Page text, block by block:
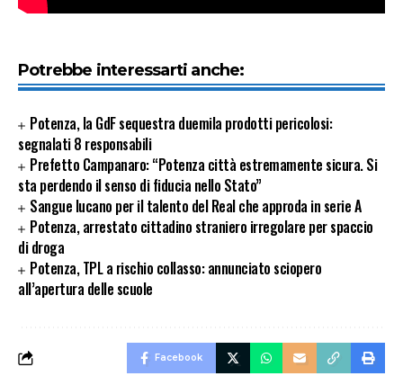
Potrebbe interessarti anche:
Potenza, la GdF sequestra duemila prodotti pericolosi:
segnalati 8 responsabili
Prefetto Campanaro: “Potenza città estremamente sicura. Si
sta perdendo il senso di fiducia nello Stato”
Sangue lucano per il talento del Real che approda in serie A
Potenza, arrestato cittadino straniero irregolare per spaccio
di droga
Potenza, TPL a rischio collasso: annunciato sciopero
all’apertura delle scuole
Facebook